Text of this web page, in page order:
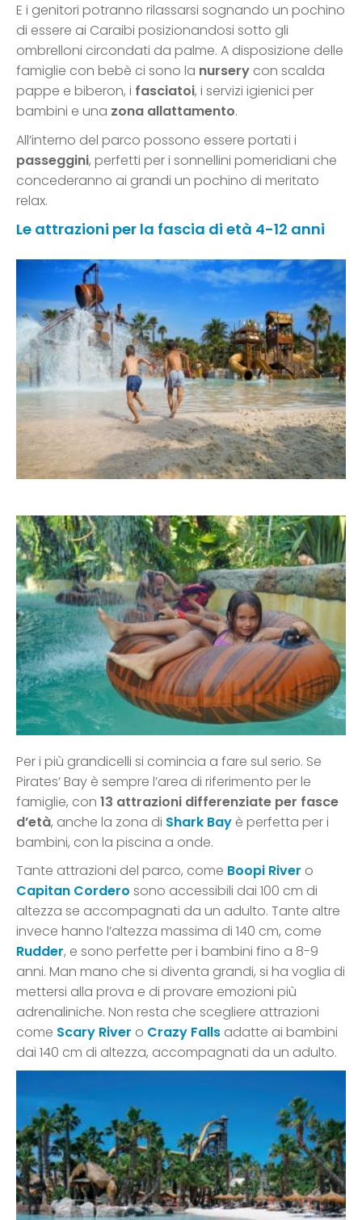
E i genitori potranno rilassarsi sognando un pochino
di essere ai Caraibi posizionandosi sotto gli
ombrelloni circondati da palme. A disposizione delle
famiglie con bebè ci sono la nursery con scalda
pappe e biberon, i fasciatoi, i servizi igienici per
bambini e una zona allattamento.
All’interno del parco possono essere portati i
passeggini, perfetti per i sonnellini pomeridiani che
concederanno ai grandi un pochino di meritato
relax.
Le attrazioni per la fascia di età 4-12 anni
Per i più grandicelli si comincia a fare sul serio. Se
Pirates’ Bay è sempre l’area di riferimento per le
famiglie, con 13 attrazioni differenziate per fasce
d’età, anche la zona di Shark Bay è perfetta per i
bambini, con la piscina a onde.
Tante attrazioni del parco, come Boopi River o
Capitan Cordero sono accessibili dai 100 cm di
altezza se accompagnati da un adulto. Tante altre
invece hanno l’altezza massima di 140 cm, come
Rudder, e sono perfette per i bambini fino a 8-9
anni. Man mano che si diventa grandi, si ha voglia di
mettersi alla prova e di provare emozioni più
adrenaliniche. Non resta che scegliere attrazioni
come Scary River o Crazy Falls adatte ai bambini
dai 140 cm di altezza, accompagnati da un adulto.